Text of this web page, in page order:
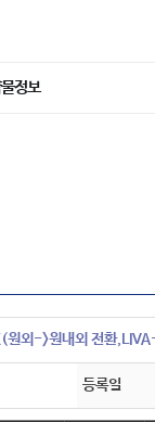
정보
원외->원내외 전환
등록일